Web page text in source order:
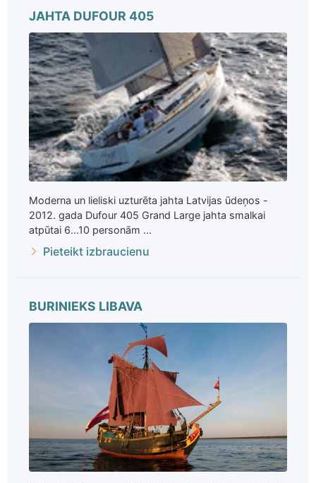
JAHTA DUFOUR 405
Moderna un lieliski uzturēta jahta Latvijas ūdeņos -
2012. gada Dufour 405 Grand Large jahta smalkai
atpūtai 6...10 personām ...
Pieteikt izbraucienu
BURINIEKS LIBAVA